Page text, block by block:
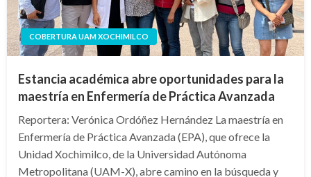
COBERTURA UAM XOCHIMILCO
Estancia académica abre oportunidades para la
maestría en Enfermería de Práctica Avanzada
Reportera: Verónica Ordóñez Hernández La maestría en
Enfermería de Práctica Avanzada (EPA), que ofrece la
Unidad Xochimilco, de la Universidad Autónoma
Metropolitana (UAM-X), abre camino en la búsqueda y